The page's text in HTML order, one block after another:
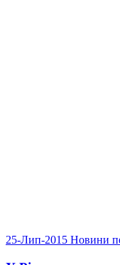
25-Лип-2015 Новини